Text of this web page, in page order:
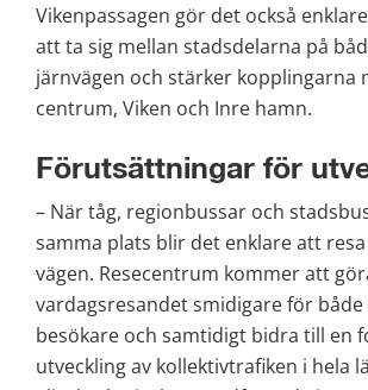
Vikenpassagen gör det också
att ta sig mellan stadsdelarna på
järnvägen och stärker kopplingarna
centrum, Viken och Inre hamn.
Förutsättningar för
– När tåg, regionbussar och
samma plats blir det enklare att
vägen. Resecentrum kommer att
vardagsresandet smidigare för
besökare och samtidigt bidra till en
utveckling av kollektivtrafiken i hela